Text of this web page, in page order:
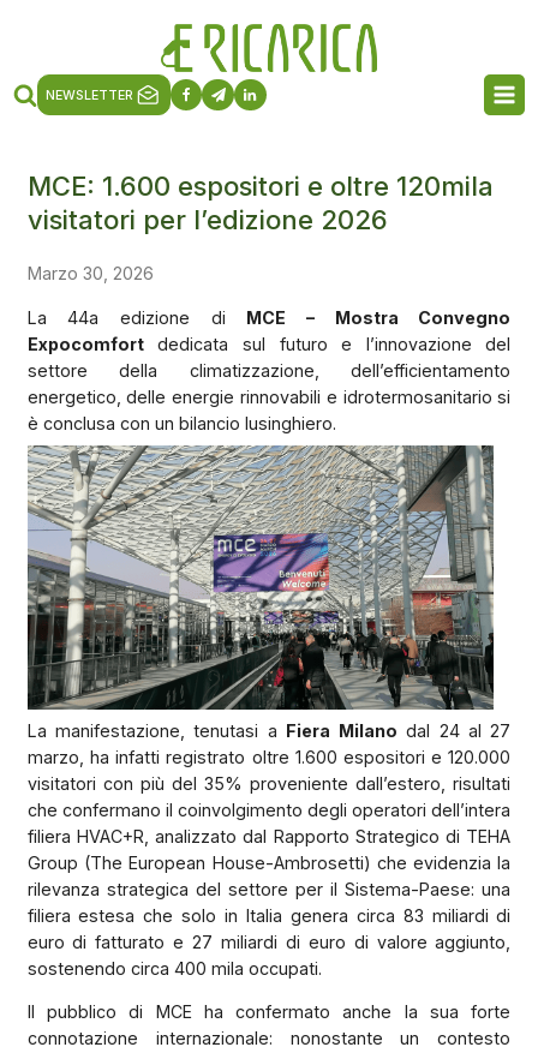
NEWSLETTER
MCE: 1.600 espositori e oltre 120mila
visitatori per l’edizione 2026
Marzo 30, 2026
La 44a edizione di MCE – Mostra Convegno
Expocomfortdedicata sul futuro e l’innovazione del
settore della climatizzazione, dell’efficientamento
energetico, delle energie rinnovabili e idrotermosanitario si
è conclusa con un bilancio lusinghiero.
La manifestazione, tenutasi a Fiera Milano dal 24 al 27
marzo, ha infatti registrato oltre 1.600 espositori e 120.000
visitatori con più del 35% proveniente dall’estero, risultati
che confermano il coinvolgimento degli operatori dell’intera
filiera HVAC+R, analizzato dal Rapporto Strategico di TEHA
Group (The European House-Ambrosetti) che evidenzia la
rilevanza strategica del settore per il Sistema-Paese: una
filiera estesa che solo in Italia genera circa 83 miliardi di
euro di fatturato e 27 miliardi di euro di valore aggiunto,
sostenendo circa 400 mila occupati.
Il pubblico di MCE ha confermato anche la sua forte
connotazione internazionale: nonostante un contesto